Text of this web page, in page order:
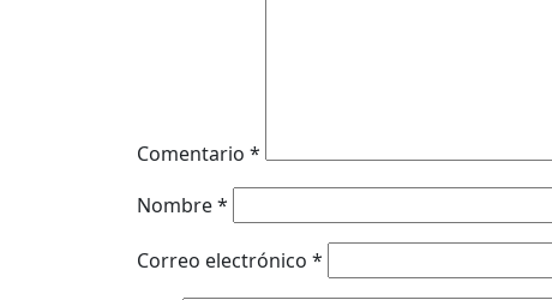
Comentario *
Nombre*
Correo electrónico *